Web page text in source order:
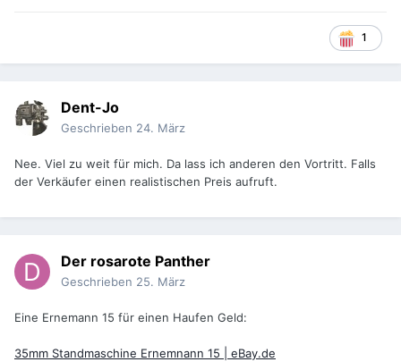
1
Dent-Jo
Geschrieben 24. März
Nee. Viel zu weit für mich. Da lass ich anderen den Vortritt. Falls
der Verkäufer einen realistischen Preis aufruft.
Der rosarote Panther
Geschrieben 25. März
Eine Ernemann 15 für einen Haufen Geld:
35mm Standmaschine Ernemnann 15 | eBay.de